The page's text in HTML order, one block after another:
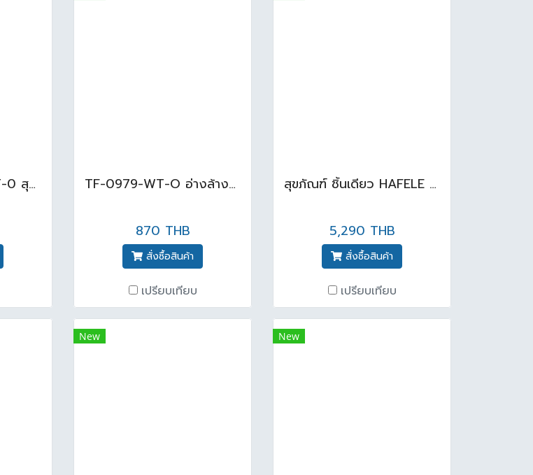
TF-2696SCDW-WT-0 สุขภัณฑ์วินสตันทู 3/4.5L กดบน สีขาว TF-0979-WT-O อ่างล้างหน้าแขวน วินสตัน +VP -1502 สีขาว
870 THB
สั่งซื้อสินค้า
เปรียบเทียบ
สุขภัณฑ์ ชิ้นเดียว HAFELE 495.61.474 3/4.5L สีขาว
5,290 THB
สั่งซื้อสินค้า
เปรียบเทียบ
New New